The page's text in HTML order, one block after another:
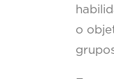
o